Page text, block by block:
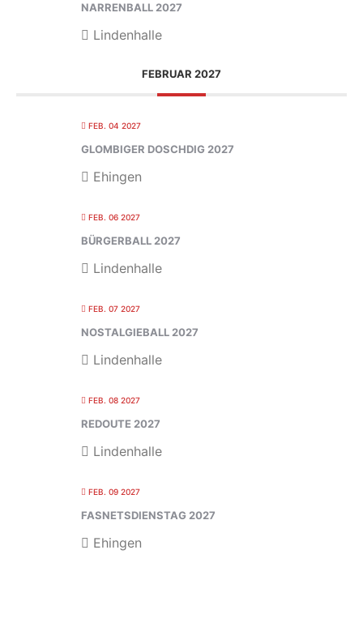
NARRENBALL 2027
Lindenhalle
FEBRUAR 2027
FEB. 04 2027
GLOMBIGER DOSCHDIG 2027
Ehingen
FEB. 06 2027
BÜRGERBALL 2027
Lindenhalle
FEB. 07 2027
NOSTALGIEBALL 2027
Lindenhalle
FEB. 08 2027
REDOUTE 2027
Lindenhalle
FEB. 09 2027
FASNETSDIENSTAG 2027
Ehingen